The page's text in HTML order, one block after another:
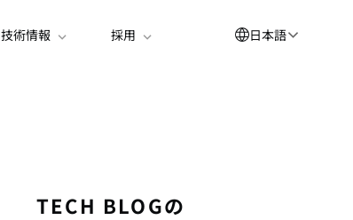
技術情報 採用 日本語
TECH BLOGの